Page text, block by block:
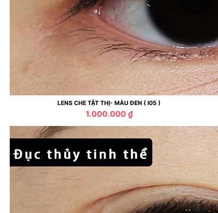
LENS CHE TẬT THỊ- MÀU ĐEN ( I05 )
1.000.000 ₫